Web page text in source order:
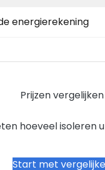
energierekening
Prijzen vergelijken
hoeveel isoleren
Start met